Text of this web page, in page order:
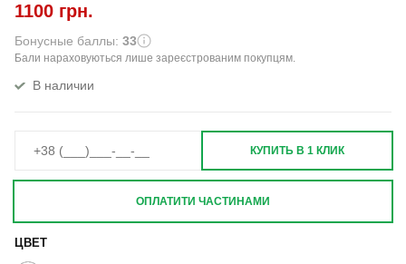
1100 грн.
Бонусные баллы: 33
Бали нараховуються лише зареєстрованим покупцям.
В наличии
ЦВЕТ
КУПИТЬ В 1 КЛИК
ОПЛАТИТИ ЧАСТИНАМИ